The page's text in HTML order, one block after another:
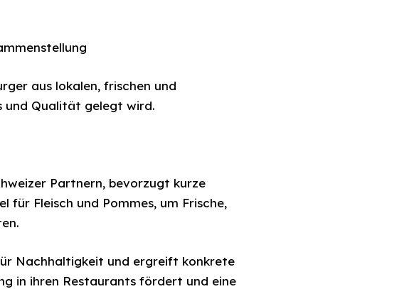
aus lokalen, frischen und
und Qualität gelegt wird.
Partnern, bevorzugt kurze
für Fleisch und Pommes, um Frische,
Nachhaltigkeit und ergreift konkrete
in ihren Restaurants fördert und eine